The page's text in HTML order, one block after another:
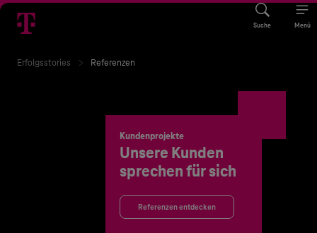
Suche Menü
Erfolgsstories Referenzen
Kundenprojekte
Unsere Kunden
sprechen für sich
Referenzen entdecken